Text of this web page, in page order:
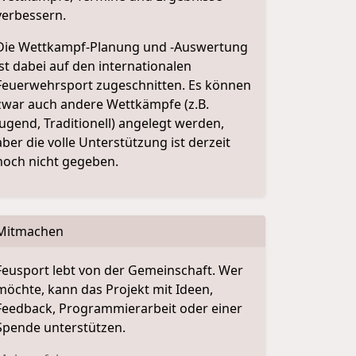
Wettkampf-Planung und -Auswertung
dabei auf den internationalen
zugeschnitten. Es können
auch andere Wettkämpfe (z.B.
Traditionell) angelegt werden,
die volle Unterstützung ist derzeit
nicht gegeben.
lebt von der Gemeinschaft. Wer
kann das Projekt mit Ideen,
Programmierarbeit oder einer
unterstützen.